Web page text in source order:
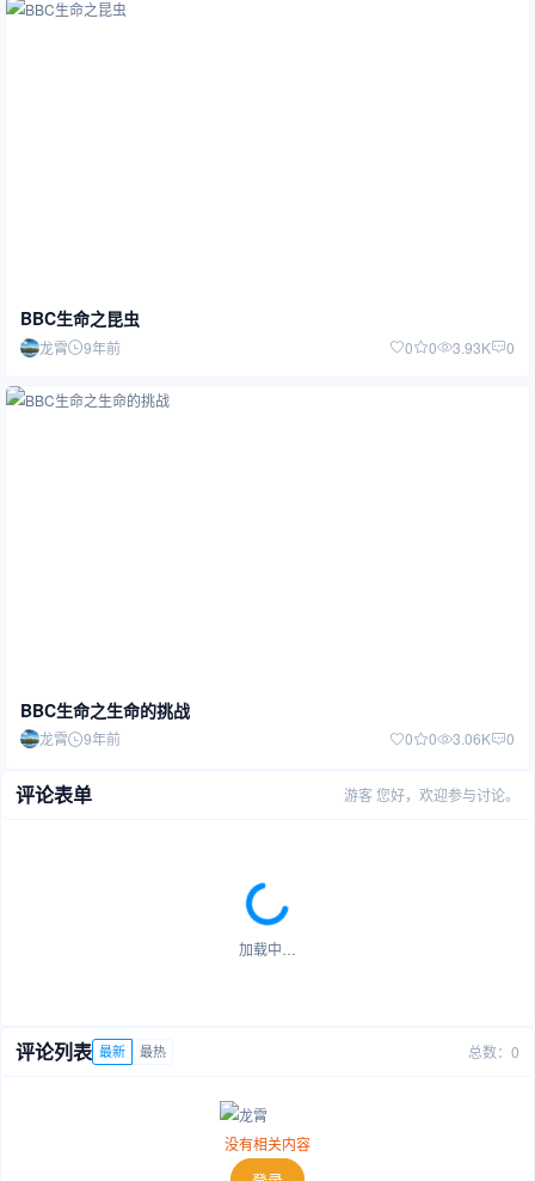
BBC生命之昆虫
龙霄 9年前 0 0 3.93K 0
BBC生命之生命的挑战
龙霄 9年前 0 0 3.06K 0
评论表单 游客 您好，欢迎参与讨论。
加载中…
评论列表 最新 最热 总数：0
没有相关内容